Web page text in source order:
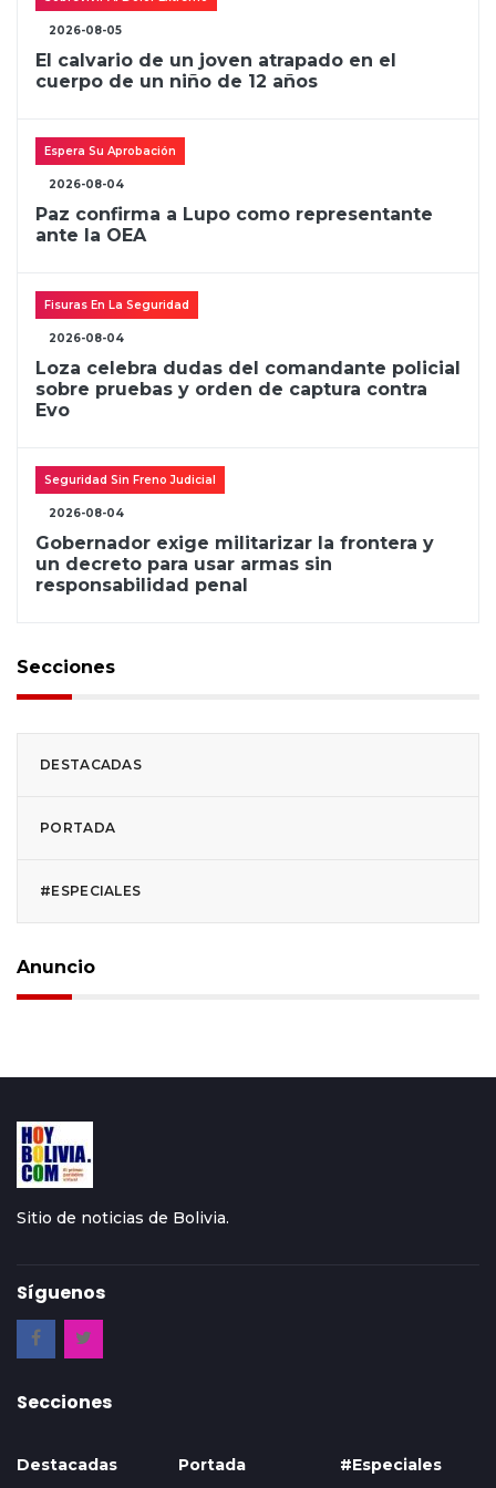
2026-08-05
El calvario de un joven atrapado en el
cuerpo de un niño de 12 años
Espera Su Aprobación
2026-08-04
Paz confirma a Lupo como representante
ante la OEA
Fisuras En La Seguridad
2026-08-04
Loza celebra dudas del comandante policial
sobre pruebas y orden de captura contra
Evo
Seguridad Sin Freno Judicial
2026-08-04
Gobernador exige militarizar la frontera y
un decreto para usar armas sin
responsabilidad penal
Secciones
DESTACADAS
PORTADA
#ESPECIALES
Anuncio
Sitio de noticias de Bolivia.
Síguenos
Secciones
Destacadas Portada #Especiales